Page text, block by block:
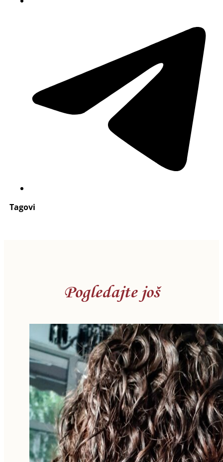
Tagovi
Pogledajte još